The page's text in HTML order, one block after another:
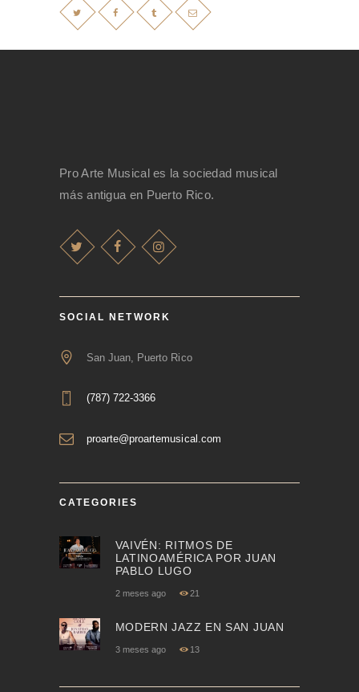
Pro Arte Musical es la sociedad musical
más antigua en Puerto Rico.
SOCIAL NETWORK
San Juan, Puerto Rico
(787) 722-3366
proarte@proartemusical.com
CATEGORIES
VAIVÉN: RITMOS DE
LATINOAMÉRICA POR JUAN
PABLO LUGO
2 meses ago 21
MODERN JAZZ EN SAN JUAN
3 meses ago 13